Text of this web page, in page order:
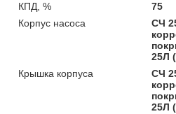
КПД, %
75
Корпус насоса
СЧ
25Л
Крышка корпуса
СЧ
25Л